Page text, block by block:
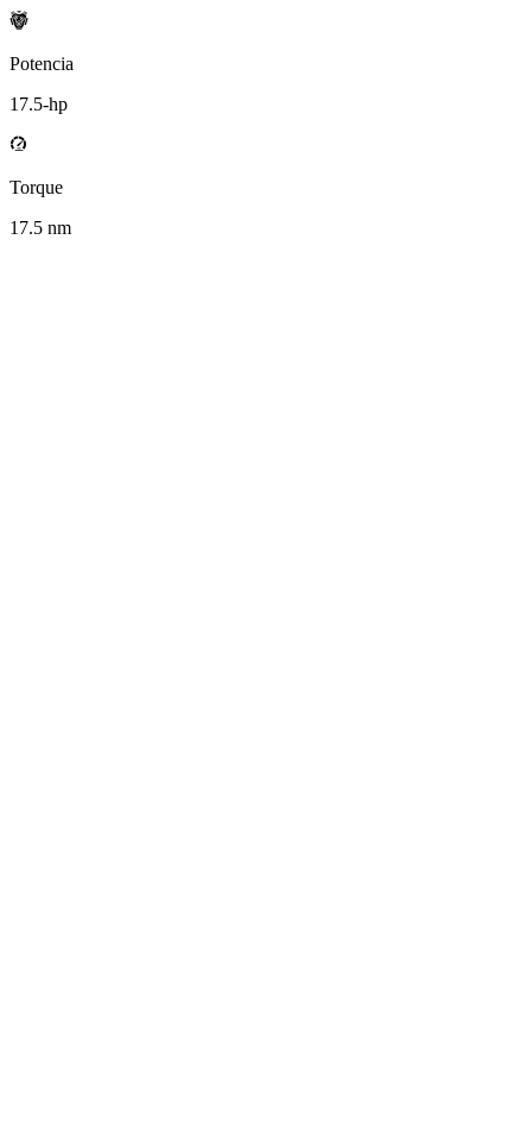
Potencia
17.5-hp
Torque
17.5 nm